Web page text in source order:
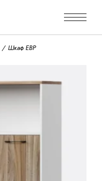
Шкаф EBP